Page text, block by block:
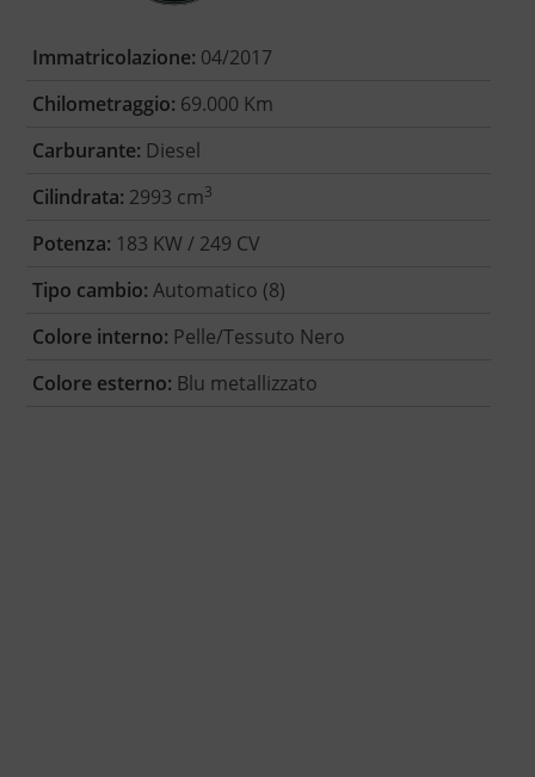
Immatricolazione: 04/2017
Chilometraggio: 69.000 Km
Carburante: Diesel
Cilindrata: 2993 cm3
Potenza: 183 KW / 249 CV
Tipo cambio: Automatico (8)
Colore interno: Pelle/Tessuto Nero
Colore esterno: Blu metallizzato